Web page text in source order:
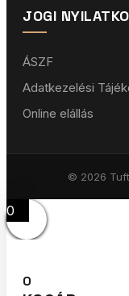
JOGI
ÁSZF
Adatkezelési
Online elállás
© 2026
0
0